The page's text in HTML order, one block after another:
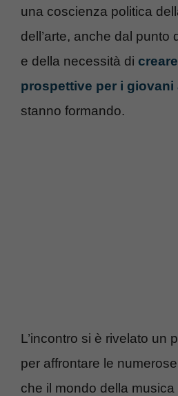
una coscienza politica
dell’arte, anche dal punto
e della necessità di
prospettive per i giovani
stanno formando.
L’incontro si è rivelato un
per affrontare le
che il mondo della